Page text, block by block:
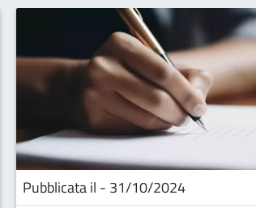
Pubblicata il - 31/10/2024